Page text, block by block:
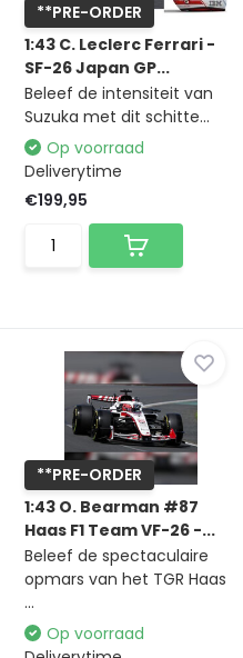
**PRE-ORDER
1:43 C. Leclerc Ferrari -
SF-26 Japan GP...
Beleef de intensiteit van
Suzuka met dit schitte...
Op voorraad
Deliverytime
€199,95
**PRE-ORDER
1:43 O. Bearman #87
Haas F1 Team VF-26 -...
Beleef de spectaculaire
opmars van het TGR Haas
...
Op voorraad